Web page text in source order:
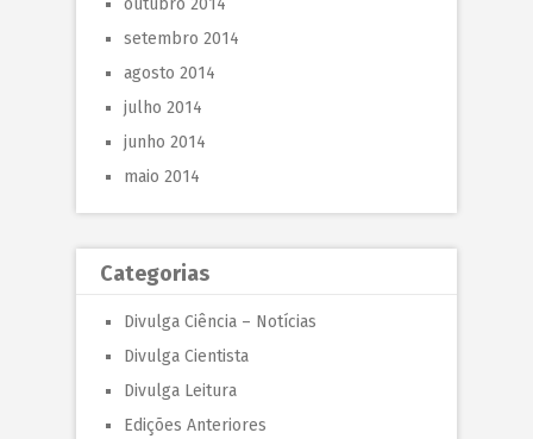
outubro 2014
setembro 2014
agosto 2014
julho 2014
junho 2014
maio 2014
Categorias
Divulga Ciência – Notícias
Divulga Cientista
Divulga Leitura
Edições Anteriores